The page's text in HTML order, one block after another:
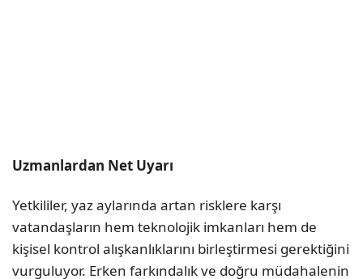
Uzmanlardan Net Uyarı
Yetkililer, yaz aylarında artan risklere karşı
vatandaşların hem teknolojik imkanları hem de
kişisel kontrol alışkanlıklarını birleştirmesi gerektiğini
vurguluyor. Erken farkındalık ve doğru müdahalenin